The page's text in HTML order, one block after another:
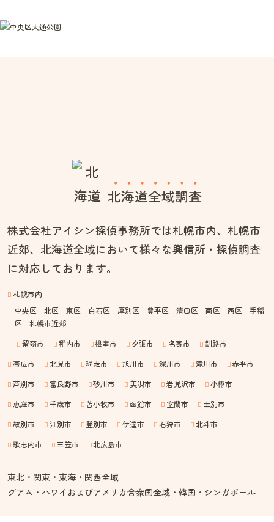
北海道全域調査
株式会社アイシン探偵事務所では札幌市内、札幌市
近郊、北海道全域において様々な興信所・探偵調査
に対応しております。
札幌市内
中央区 北区 東区 白石区 厚別区 豊平区 清田区 南区 西区 手稲
区 札幌市近郊
留萌市
稚内市 根室市 夕張市 名寄市
釧路市
帯広市
北見市 網走市 旭川市 深川市 滝川市
赤平市
芦別市
富良野市 砂川市 美唄市 岩見沢市
小樽市
恵庭市
千歳市 苫小牧市 函館市 室蘭市
士別市
紋別市
江別市 登別市 伊達市 石狩市
北斗市
歌志内市
三笠市 北広島市
東北・関東・東海・関西全域
グアム・ハワイおよびアメリカ合衆国全域・韓国・シンガポール